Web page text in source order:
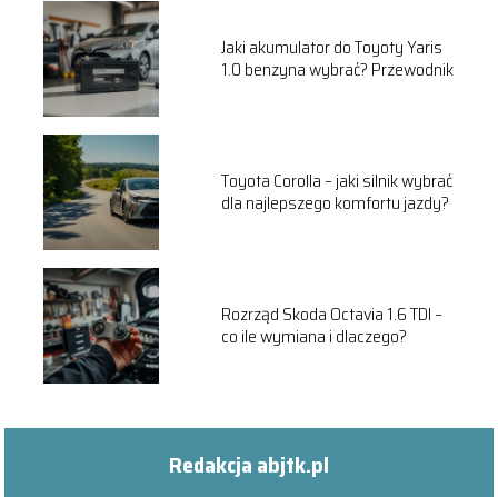
Jaki akumulator do Toyoty Yaris
1.0 benzyna wybrać? Przewodnik
Toyota Corolla – jaki silnik wybrać
dla najlepszego komfortu jazdy?
Rozrząd Skoda Octavia 1.6 TDI –
co ile wymiana i dlaczego?
Redakcja abjtk.pl